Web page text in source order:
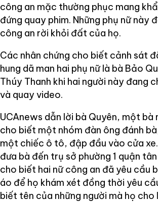
công an mặc thường phục mang
đứng quay phim. Những phụ nữ này
công an rời khỏi đất của họ.
Các nhân chứng cho biết cảnh sát
hung dã man hai phụ nữ là bà Bảo
Thúy Thanh khi hai người này đang
và quay video.
UCAnews dẫn lời bà Quyên, một bà
cho biết một nhóm đàn ông đánh
một chiếc ô tô, đập đầu vào cửa
đưa bà đến trụ sở phường 1 quận tân
cho biết hai nữ công an đã yêu cầu
áo để họ khám xét đồng thời yêu
biết tên của những người mà họ cho